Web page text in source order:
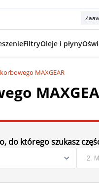
FiltryOleje i płyny
MAXGEAR
do którego szukasz